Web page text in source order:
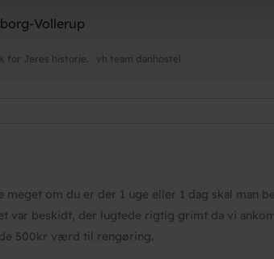
Vollerup
for Jeres historie. vh team danhostel
meget om du er der 1 uge eller 1 dag skal man
var beskidt, der lugtede rigtig grimt da vi
500kr værd til rengøring.